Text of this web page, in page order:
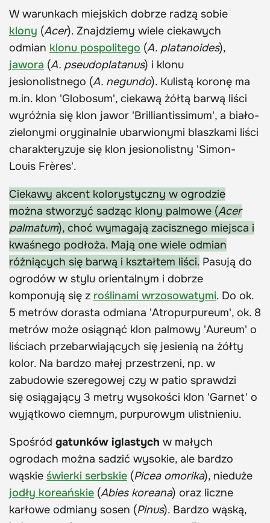
W warunkach miejskich dobrze radzą sobie
klony (Acer). Znajdziemy wiele ciekawych
odmian klonu pospolitego (A. platanoides),
jawora (A. pseudoplatanus) i klonu
jesionolistnego (A. negundo). Kulistą koronę ma
m.in. klon 'Globosum', ciekawą żółtą barwą liści
wyróżnia się klon jawor 'Brilliantissimum', a biało-
zielonymi oryginalnie ubarwionymi blaszkami liści
charakteryzuje się klon jesionolistny 'Simon-
Louis Frères'.
Ciekawy akcent kolorystyczny w ogrodzie
można stworzyć sadząc klony palmowe (Acer
palmatum), choć wymagają zacisznego miejsca i
kwaśnego podłoża. Mają one wiele odmian
różniących się barwą i kształtem liści. Pasują do
ogrodów w stylu orientalnym i dobrze
komponują się z roślinami wrzosowatymi. Do ok.
5 metrów dorasta odmiana 'Atropurpureum', ok. 8
metrów może osiągnąć klon palmowy 'Aureum' o
liściach przebarwiających się jesienią na żółty
kolor. Na bardzo małej przestrzeni, np. w
zabudowie szeregowej czy w patio sprawdzi
się osiągający 3 metry wysokości klon 'Garnet' o
wyjątkowo ciemnym, purpurowym ulistnieniu.
Spośród gatunków iglastych w małych
ogrodach można sadzić wysokie, ale bardzo
wąskie świerki serbskie (Picea omorika), nieduże
jodły koreańskie (Abies koreana) oraz liczne
karłowe odmiany sosen (Pinus). Bardzo wąską,